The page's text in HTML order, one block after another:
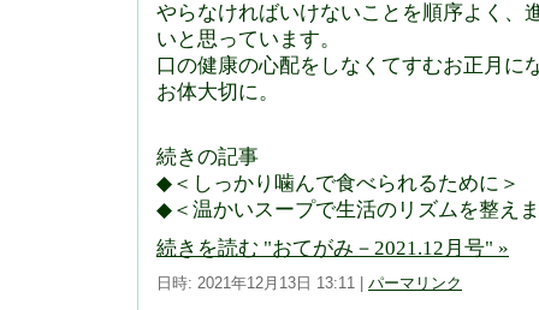
やらなければいけないことを順序よく、
いと思っています。
口の健康の心配をしなくてすむお正月に
お体大切に。
続きの記事
◆＜しっかり噛んで食べられるために＞
◆＜温かいスープで生活のリズムを整え
続きを読む "おてがみ－2021.12月号" »
日時: 2021年12月13日 13:11 パーマリンク